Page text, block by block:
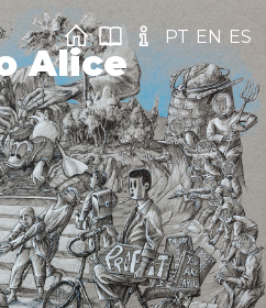
Alice
PT EN ES